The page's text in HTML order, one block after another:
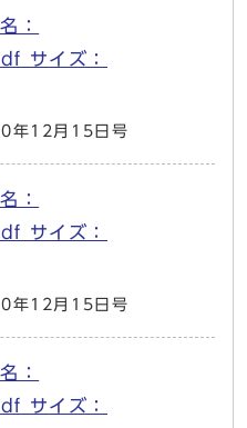
：
サイズ：
年12月15日号
：
サイズ：
年12月15日号
：
サイズ：